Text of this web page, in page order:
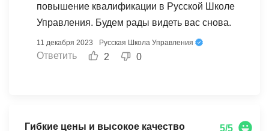
повышение квалификации в Русской Школе
Управления. Будем рады видеть вас снова.
11 декабря 2023 Русская Школа Управления
Ответить 2 0
Гибкие цены и высокое качество
5/5